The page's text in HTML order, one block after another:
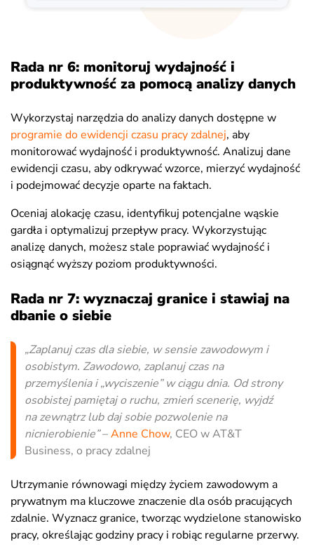
Rada nr 6: monitoruj wydajność i
produktywność za pomocą analizy danych
Wykorzystaj narzędzia do analizy danych dostępne w
programie do ewidencji czasu pracy zdalnej, aby
monitorować wydajność i produktywność. Analizuj dane
ewidencji czasu, aby odkrywać wzorce, mierzyć wydajność
i podejmować decyzje oparte na faktach.
Oceniaj alokację czasu, identyfikuj potencjalne wąskie
gardła i optymalizuj przepływ pracy. Wykorzystując
analizę danych, możesz stale poprawiać wydajność i
osiągnąć wyższy poziom produktywności.
Rada nr 7: wyznaczaj granice i stawiaj na
dbanie o siebie
„Zaplanuj czas dla siebie, w sensie zawodowym i
osobistym. Zawodowo, zaplanuj czas na
przemyślenia i „wyciszenie” w ciągu dnia. Od strony
osobistej pamiętaj o ruchu, zmień scenerię, wyjdź
na zewnątrz lub daj sobie pozwolenie na
nicnierobienie”–Anne Chow, CEO w AT&T
Business, o pracy zdalnej
Utrzymanie równowagi między życiem zawodowym a
prywatnym ma kluczowe znaczenie dla osób pracujących
zdalnie. Wyznacz granice, tworząc wydzielone stanowisko
pracy, określając godziny pracy i robiąc regularne przerwy.